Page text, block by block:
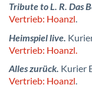
Tribute to L. R. Das
Vertrieb: Hoanzl.
Heimspiel live.
Vertrieb: Hoanzl.
Alles zurück. Kurier
Vertrieb: Hoanzl.